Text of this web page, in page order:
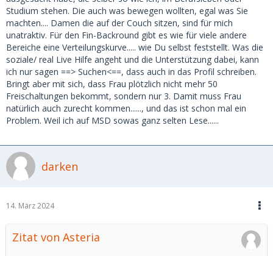
Studium stehen. Die auch was bewegen wollten, egal was Sie
machten.... Damen die auf der Couch sitzen, sind für mich
unatraktiv. Für den Fin-Backround gibt es wie für viele andere
Bereiche eine Verteilungskurve..... wie Du selbst feststellt. Was die
soziale/ real Live Hilfe angeht und die Unterstützung dabei, kann
ich nur sagen ==> Suchen<==, dass auch in das Profil schreiben.
Bringt aber mit sich, dass Frau plötzlich nicht mehr 50
Freischaltungen bekommt, sondern nur 3. Damit muss Frau
natürlich auch zurecht kommen......, und das ist schon mal ein
Problem. Weil ich auf MSD sowas ganz selten Lese......
darken
14. März 2024
Zitat von Asteria